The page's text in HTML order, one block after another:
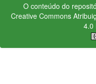
O conteúdo do
Creative Commons
4.0